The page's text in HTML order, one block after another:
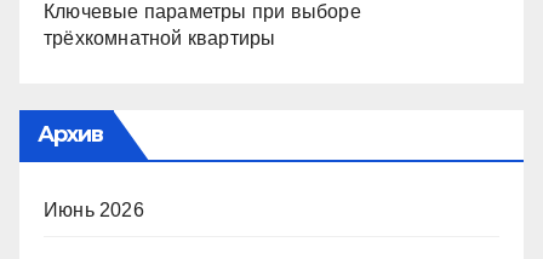
Ключевые параметры при выборе
трёхкомнатной квартиры
Архив
Июнь 2026